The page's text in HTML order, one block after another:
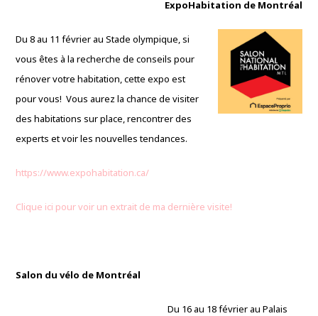
ExpoHabitation de Montréal
Du 8 au 11 février au Stade olympique, si
vous êtes à la recherche de conseils pour
rénover votre habitation, cette expo est
pour vous! Vous aurez la chance de visiter
des habitations sur place, rencontrer des
experts et voir les nouvelles tendances.
https://www.expohabitation.ca/
Clique ici pour voir un extrait de ma dernière visite!
Salon du vélo de Montréal
Du 16 au 18 février au Palais